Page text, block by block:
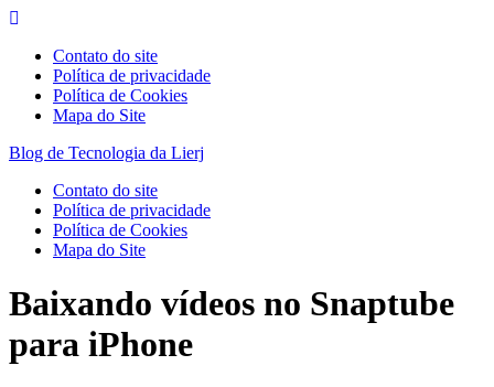
Skip
contentContato do site
Política de privacidade
Política de Cookies
Mapa do Site
Blog de Tecnologia da Lierj
Contato do site
Política de privacidade
Política de Cookies
Mapa do Site
Baixando vídeos no Snaptube
para iPhone